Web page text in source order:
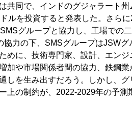
共同で、インドのグジャラート
ルを投資すると発表した。さら
グループと協力し、工場での
力の下、SMSグループはJSW
めに、技術専門家、設計、エンジ
加や市場関係者間の協力、鉄鋼
しを生み出すだろう。しかし、
上の制約が、2022-2029年の予